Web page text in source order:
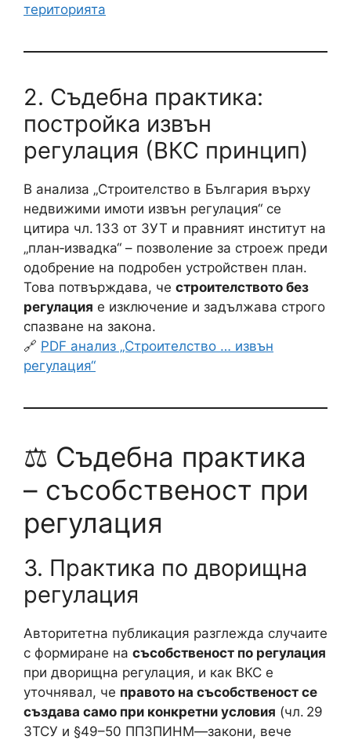
територията
2. Съдебна практика:
постройка извън
регулация (ВКС принцип)
В анализа „Строителство в България върху
недвижими имоти извън регулация“ се
цитира чл. 133 от ЗУТ и правният институт на
„план‑извадка“ – позволение за строеж преди
одобрение на подробен устройствен план.
Това потвърждава, че строителството без
регулация е изключение и задължава строго
спазване на закона.
🔗 PDF анализ „Строителство … извън
регулация“
⚖️ Съдебна практика
– съсобственост при
регулация
3. Практика по дворищна
регулация
Авторитетна публикация разглежда случаите
с формиране на съсобственост по регулация
при дворищна регулация, и как ВКС е
уточнявал, че правото на съсобственост се
създава само при конкретни условия (чл. 29
ЗТСУ и §49–50 ППЗПИНМ—закони, вече